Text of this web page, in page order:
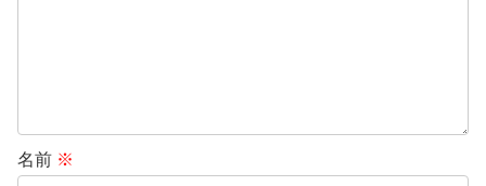
名前 ※